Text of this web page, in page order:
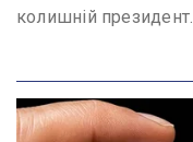
колишній президент.